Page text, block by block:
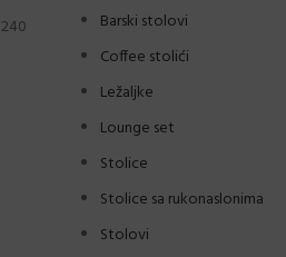
Barski stolovi
Coffee stolići
Ležaljke
Lounge set
Stolice
Stolice sa rukonaslonima
Stolovi